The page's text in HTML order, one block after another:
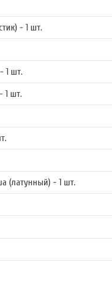
- 1 шт.
1 шт.
1 шт.
(латунный) - 1 шт.